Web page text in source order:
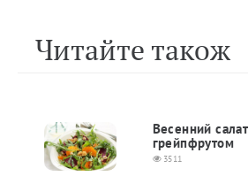
Читайте також
Весенний
грейпфрутом
3511